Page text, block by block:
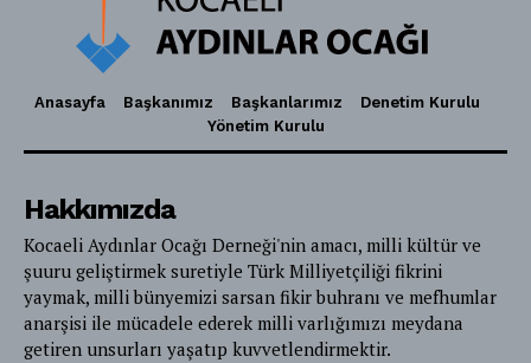
Anasayfa Başkanımız Başkanlarımız
Denetim Kurulu
Yönetim Kurulu
Hakkımızda
Kocaeli Aydınlar Ocağı Derneği'nin amacı, milli kültür ve
şuuru geliştirmek suretiyle Türk Milliyetçiliği fikrini
yaymak, milli bünyemizi sarsan fikir buhranı ve mefhumlar
anarşisi ile mücadele ederek milli varlığımızı meydana
getiren unsurları yaşatıp kuvvetlendirmektir.